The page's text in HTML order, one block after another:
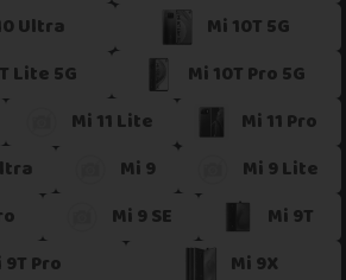
pas une offre correspondant aux
nous contacter.
Ultra
Mi 10T 5G
Lite 5G
Mi 10T Pro 5G
Mi 11 Lite
Mi 11 Pro
Mi 9
Mi 9 Lite
Mi 9 SE
Mi 9T
9T Pro
Mi 9X